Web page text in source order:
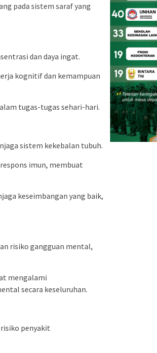
pada sistem saraf yang
dan daya ingat.
kognitif dan kemampuan
tugas-tugas sehari-hari.
sistem kekebalan tubuh.
imun, membuat
keseimbangan yang baik,
risiko gangguan mental,
mengalami
secara keseluruhan.
penyakit